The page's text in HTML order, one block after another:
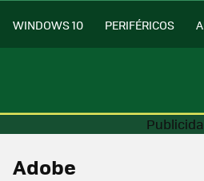
WINDOWS 10 PERIFÉRICOS
Adobe